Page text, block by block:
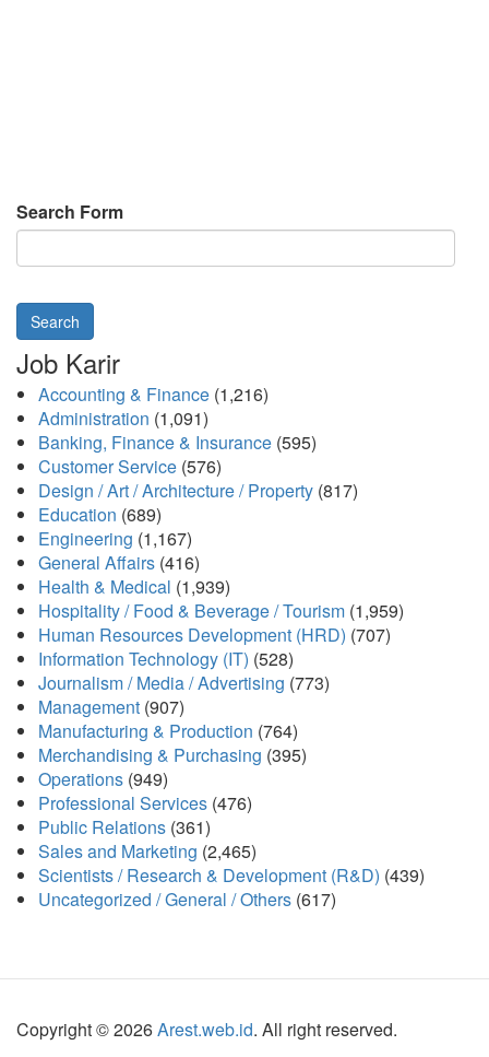
Search Form
Search
Job Karir
Accounting & Finance (1,216)
Administration (1,091)
Banking, Finance & Insurance (595)
Customer Service (576)
Design / Art / Architecture / Property (817)
Education (689)
Engineering (1,167)
General Affairs (416)
Health & Medical (1,939)
Hospitality / Food & Beverage / Tourism (1,959)
Human Resources Development (HRD) (707)
Information Technology (IT) (528)
Journalism / Media / Advertising (773)
Management (907)
Manufacturing & Production (764)
Merchandising & Purchasing (395)
Operations (949)
Professional Services (476)
Public Relations (361)
Sales and Marketing (2,465)
Scientists / Research & Development (R&D) (439)
Uncategorized / General / Others (617)
Copyright © 2026Arest.web.id. All right reserved.